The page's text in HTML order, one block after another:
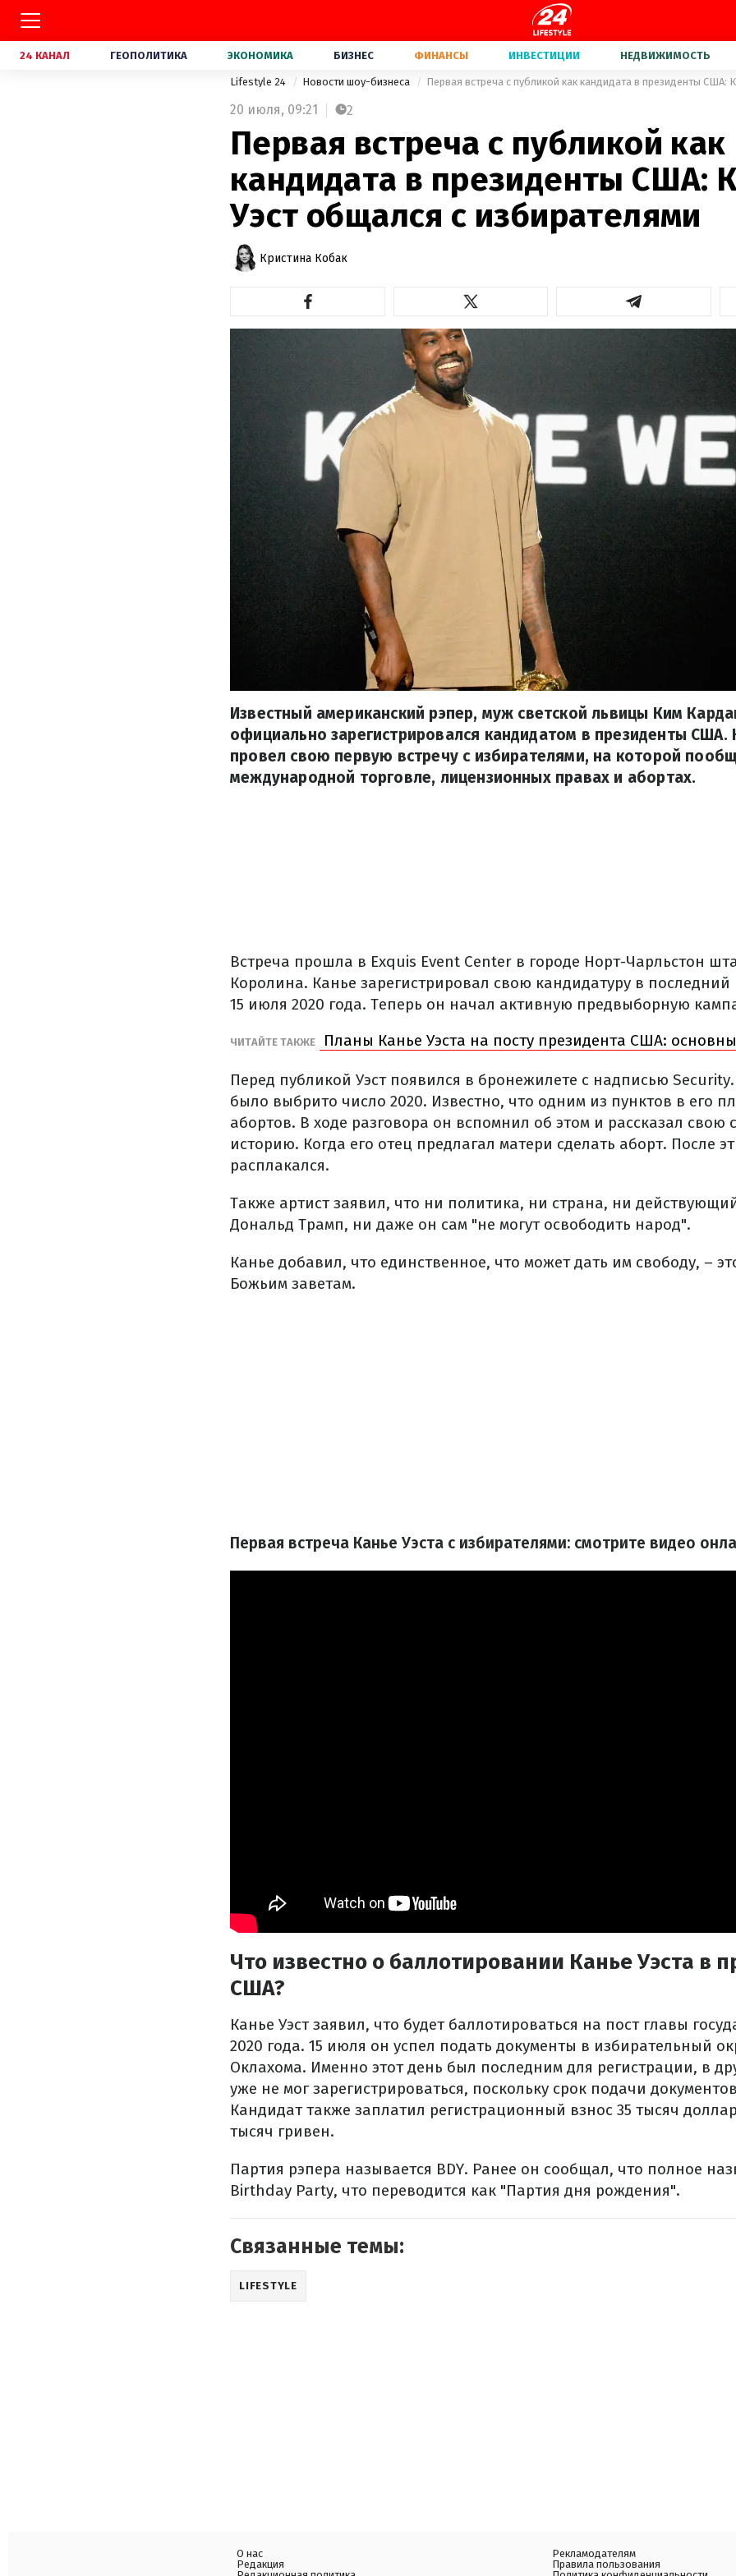
24 КАНАЛ ГЕОПОЛИТИКА ЭКОНОМИКА БИЗНЕС ФИНАНСЫ ИНВЕСТИЦИИ НЕДВИЖИМОСТЬ
Lifestyle 24 Новости шоу-бизнеса
20 июля, 09:21 2
Первая встреча с публикой как
кандидата в президенты США:
Уэст общался с избирателями
Кристина Кобак
Известный американский рэпер, муж светской львицы Ким
официально зарегистрировался кандидатом в президенты США.
провел свою первую встречу с избирателями, на которой
международной торговле, лицензионных правах и абортах.
Встреча прошла в Exquis Event Center в городе Норт-Чарльстон
Королина. Канье зарегистрировал свою кандидатуру в
15 июля 2020 года. Теперь он начал активную предвыборную
ЧИТАЙТЕ ТАКЖЕ Планы Канье Уэста на посту президента США:
Перед публикой Уэст появился в бронежилете с надписью
было выбрито число 2020. Известно, что одним из пунктов в его
абортов. В ходе разговора он вспомнил об этом и рассказал свою
историю. Когда его отец предлагал матери сделать аборт. После
расплакался.
Также артист заявил, что ни политика, ни страна, ни
Дональд Трамп, ни даже он сам "не могут освободить народ".
Канье добавил, что единственное, что может дать им свободу, –
Божьим заветам.
Первая встреча Канье Уэста с избирателями: смотрите видео
Что известно о баллотировании Канье Уэста в
США?
Канье Уэст заявил, что будет баллотироваться на пост главы
2020 года. 15 июля он успел подать документы в избирательный
Оклахома. Именно этот день был последним для регистрации, в
уже не мог зарегистрироваться, поскольку срок подачи
Кандидат также заплатил регистрационный взнос 35 тысяч
тысяч гривен.
Партия рэпера называется BDY. Ранее он сообщал, что полное
Birthday Party, что переводится как "Партия дня рождения".
Связанные темы:
LIFESTYLE
О нас
Редакция
Рекламодателям
Правила пользования